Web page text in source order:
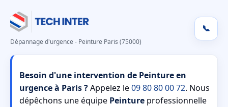
Dépannage d'urgence - Peinture Paris (75000)
📞
Besoin d'une intervention de Peinture en
urgence à Paris ?Appelez le09 80 80 00 72. Nous
dépêchons une équipe Peinture professionnelle